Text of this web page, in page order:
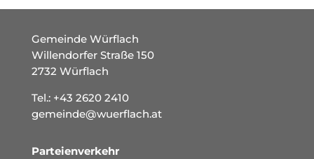
Gemeinde Würflach
Willendorfer Straße 150
2732 Würflach
Tel.: +43 2620 2410
gemeinde@wuerflach.at
Parteienverkehr